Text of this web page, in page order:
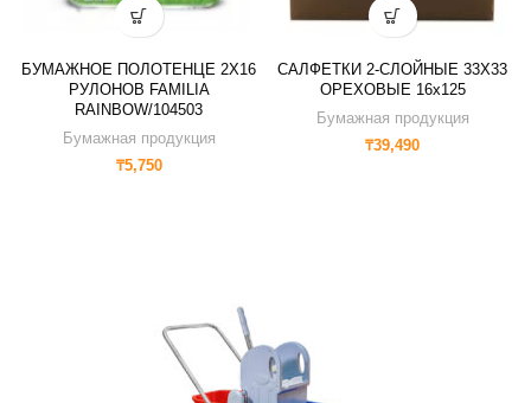
БУМАЖНОЕ ПОЛОТЕНЦЕ 2X16
РУЛОНОВ FAMILIA
RAINBOW/104503
Бумажная продукция
₸5,750
САЛФЕТКИ 2-СЛОЙНЫЕ 33X33
ОРЕХОВЫЕ 16х125
Бумажная продукция
₸39,490